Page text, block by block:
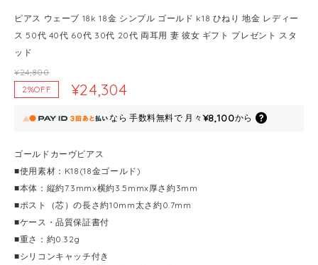
ピアス ウェーブ 18k 18金 シンプル ゴールド k18 ひねり 地金 レディー
ス 50代 40代 60代 30代 20代 両耳用 妻 彼女 ギフト プレゼント スタ
ッド
¥24,800
2%OFF
¥24,304
なら 手数料無料で 月々 ¥8,100から
ゴールドカーヴピアス
■使用素材：K18(18金ゴールド)
■本体：縦約7.3mmx横約3.5mmx厚さ約3mm
■ポスト（芯）の長さ約10mm太さ約0.7mm
■ケース・品質保証書付
■重さ：約0.32g
■シリコンキャッチ付き